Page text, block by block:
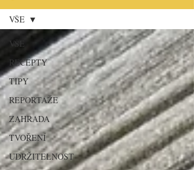
VŠE
RECEPTY
TIPY
REPORTÁŽE
ZAHRADA
TVOŘENÍ
UDRŽITELNOST
VŠE